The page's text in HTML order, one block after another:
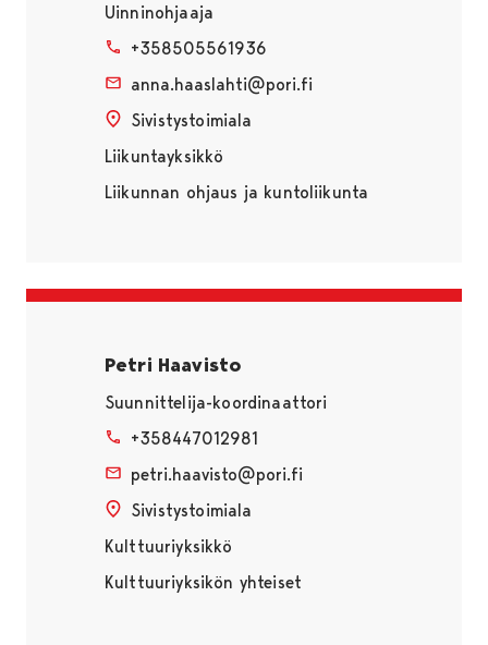
Uinninohjaaja
+358505561936
anna.haaslahti@pori.fi
Sivistystoimiala
Liikuntayksikkö
Liikunnan ohjaus ja kuntoliikunta
Petri Haavisto
Suunnittelija-koordinaattori
+358447012981
petri.haavisto@pori.fi
Sivistystoimiala
Kulttuuriyksikkö
Kulttuuriyksikön yhteiset